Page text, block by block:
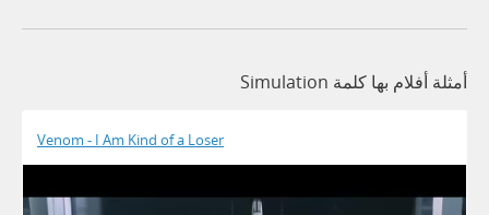
أمثلة أفلام بها كلمة Simulation
Venom - I Am Kind of a Loser